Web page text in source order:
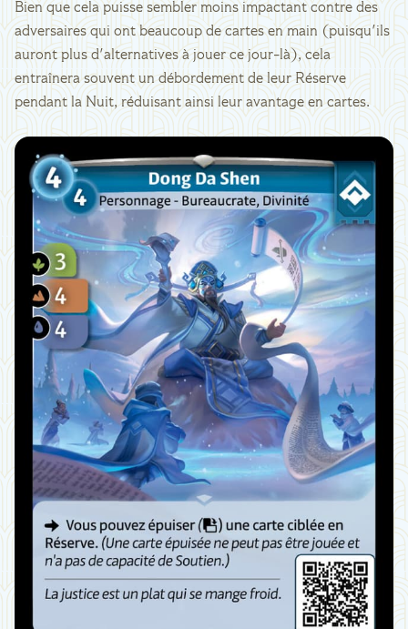
Bien que cela puisse sembler moins impactant contre des
adversaires qui ont beaucoup de cartes en main (puisqu'ils
auront plus d'alternatives à jouer ce jour-là), cela
entraînera souvent un débordement de leur Réserve
pendant la Nuit, réduisant ainsi leur avantage en cartes.